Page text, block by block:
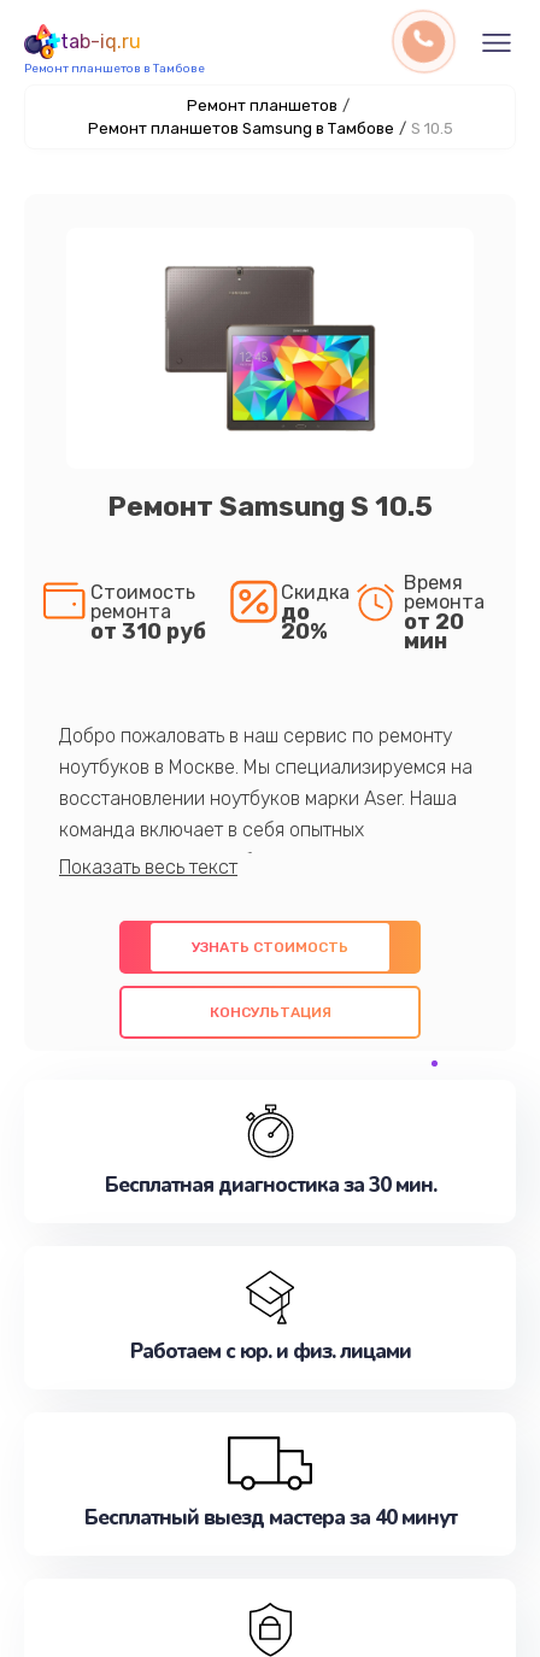
tab-iq.ru
Ремонт планшетов в Тамбове
Ремонт планшетов /
Ремонт планшетов Samsung в Тамбове / S 10.5
Ремонт Samsung S 10.5
Стоимость
ремонта
от 310 руб
Скидка
до
20%
Время
ремонта
от 20
мин
Добро пожаловать в наш сервис по ремонту
ноутбуков в Москве. Мы специализируемся на
восстановлении ноутбуков марки Aser. Наша
команда включает в себя опытных
профессионалов с обширными знаниями и
предлагаем быстрый и качественный ремонт с
использованием оригинальных компонентов, а
также гарантируем качество всех
проведенных работ. Наша цель - предоставить
наилучшим образом. Не медлите записаться на
УЗНАТЬ СТОИМОСТЬ
КОНСУЛЬТАЦИЯ
Бесплатная диагностика за 30 мин.
Работаем с юр. и физ. лицами
Бесплатный выезд мастера за 40 минут